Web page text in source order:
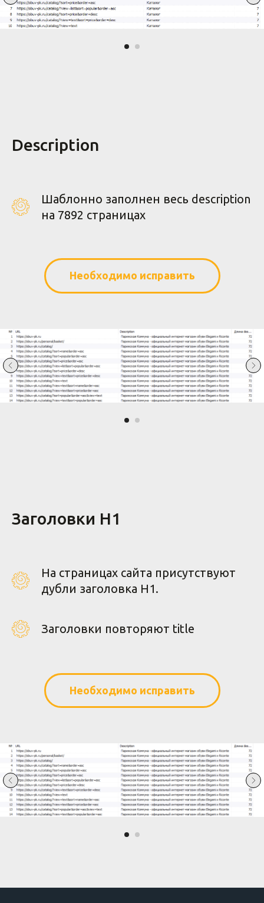
Description
Шаблонно заполнен весь description
на 7892 страницах
Необходимо исправить
Заголовки H1
На страницах сайта присутствуют
дубли заголовка H1.
Заголовки повторяют title
Необходимо исправить